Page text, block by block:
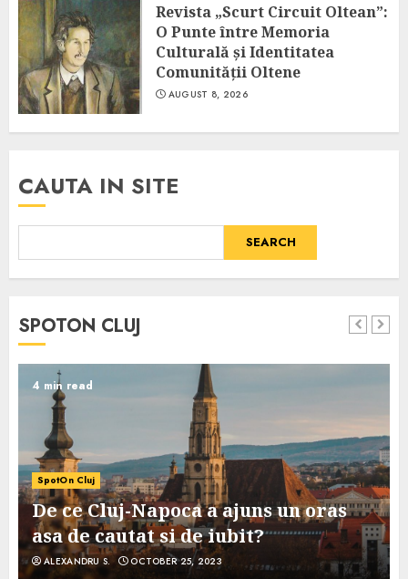
Revista „Scurt Circuit Oltean”:
O Punte între Memoria
Culturală și Identitatea
Comunității Oltene
AUGUST 8, 2026
CAUTA IN SITE
SEARCH
SPOTON CLUJ
4 min read
SpotOn Cluj
De ce Cluj-Napoca a ajuns un oras
asa de cautat si de iubit?
ALEXANDRU S. OCTOBER 25, 2023